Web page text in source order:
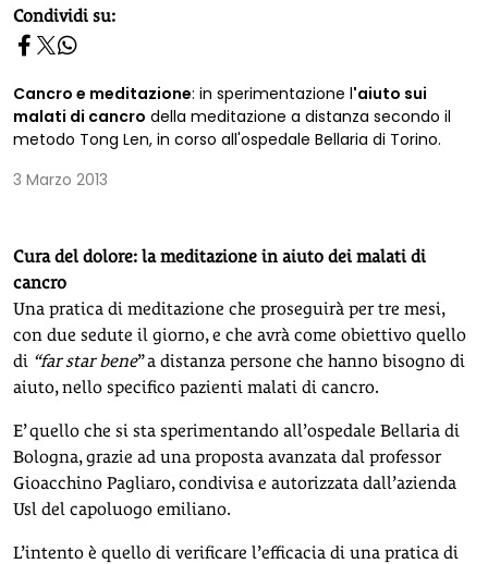
homepage h2
Condividi su:
Cancro e meditazione: in sperimentazione l'aiuto sui
malati di cancro della meditazione a distanza secondo il
metodo Tong Len, in corso all'ospedale Bellaria di Torino.
3 Marzo 2013
Cura del dolore: la meditazione in aiuto dei malati di
cancro
Una pratica di meditazione che proseguirà per tre mesi,
con due sedute il giorno, e che avrà come obiettivo quello
di “far star bene” a distanza persone che hanno bisogno di
aiuto, nello specifico pazienti malati di cancro.
E’ quello che si sta sperimentando all’ospedale Bellaria di
Bologna, grazie ad una proposta avanzata dal professor
Gioacchino Pagliaro, condivisa e autorizzata dall’azienda
Usl del capoluogo emiliano.
L’intento è quello di verificare l’efficacia di una pratica di